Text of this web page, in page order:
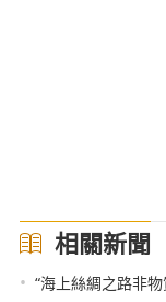
相關新聞
• “海上絲綢之路非